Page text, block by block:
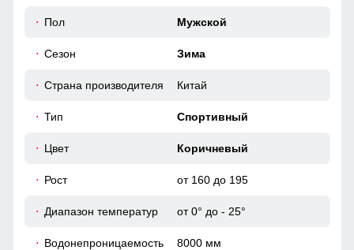
Повседневная функциональность
Карманы, обеспечивает удобное хранение личных
защищают от ветра, делая куртку универсальной для
Пол Мужской
Сезон Зима
Страна производителя Китай
Тип Спортивный
Цвет Коричневый
Рост от 160 до 195
Диапазон температур от 0° до - 25°
Водонепроницаемость 8000 мм